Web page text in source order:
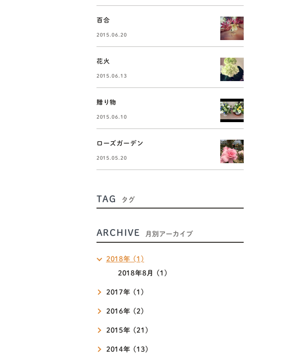
百合
2015.06.20
花火
2015.06.13
贈り物
2015.06.10
ローズガーデン
2015.05.20
TAG タグ
ARCHIVE 月別アーカイブ
2018年 (1)
2018年8月 (1)
2017年 (1)
2016年 (2)
2015年 (21)
2014年 (13)